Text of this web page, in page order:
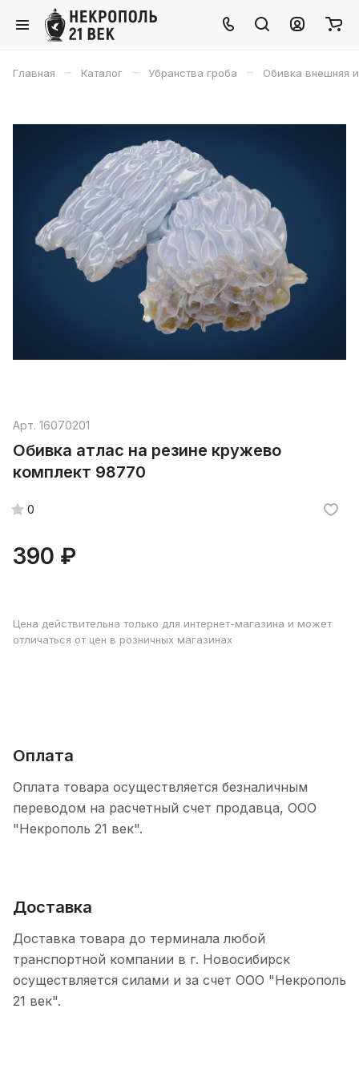
Главная – Каталог – Убранства гроба – Обивка внешняя и
Арт. 16070201
Обивка атлас на резине кружево
комплект 98770
0
390 ₽
Цена действительна только для интернет-магазина и может
отличаться от цен в розничных магазинах
Оплата
Оплата товара осуществляется безналичным
переводом на расчетный счет продавца, ООО
"Некрополь 21 век".
Доставка
Доставка товара до терминала любой
транспортной компании в г. Новосибирск
осуществляется силами и за счет ООО "Некрополь
21 век".